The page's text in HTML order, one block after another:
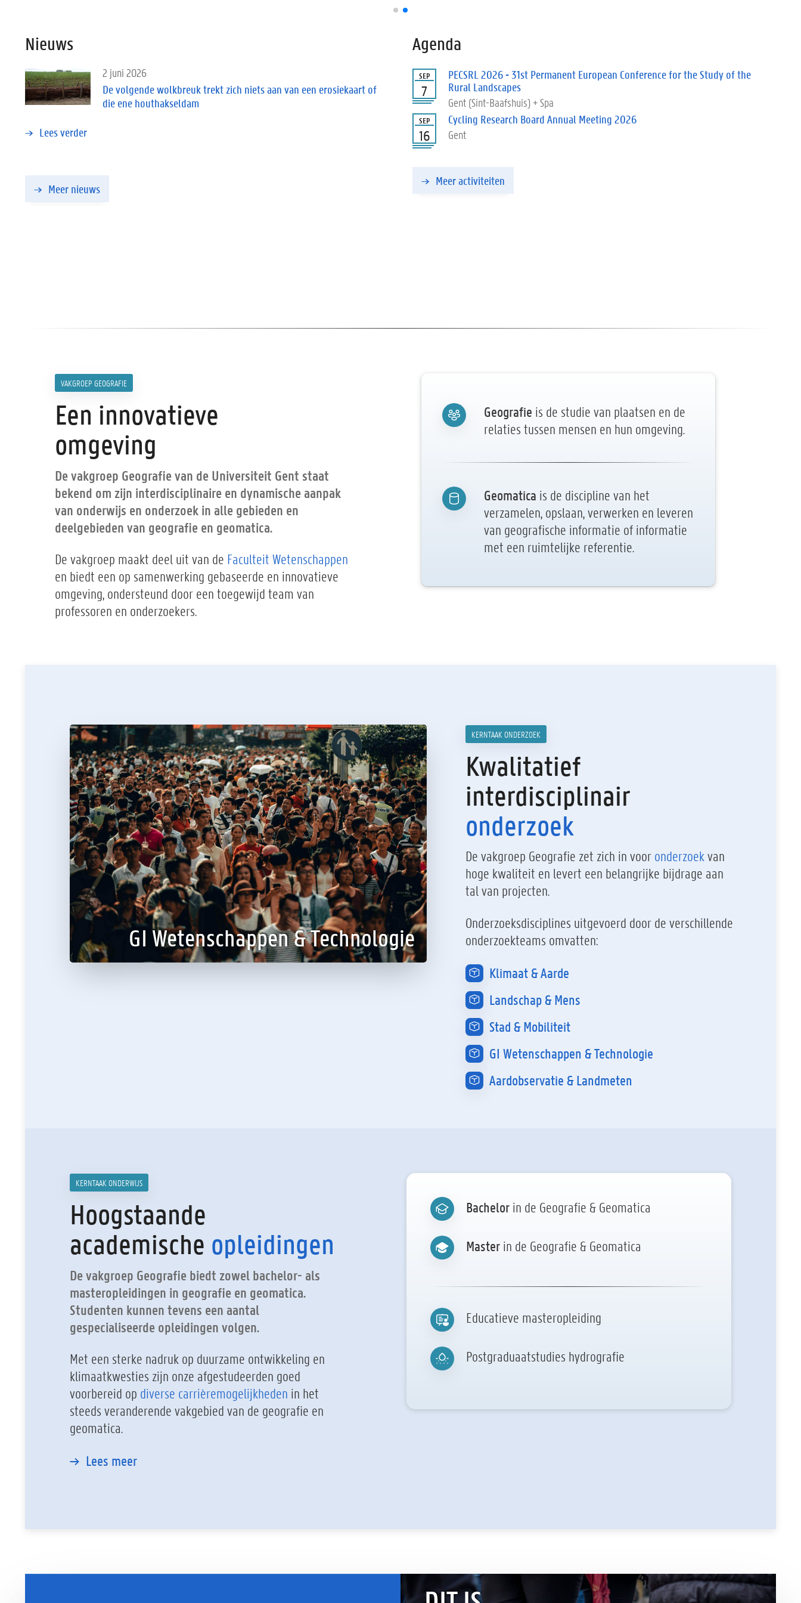
Nieuws
2 juni 2026
De volgende wolkbreuk trekt zich niets aan van een erosiekaart of
die ene houthakseldam
Lees verder
Meer nieuws
Agenda
SEP
7
PECSRL 2026 - 31st Permanent European Conference for the Study of the
Rural Landscapes
Gent (Sint-Baafshuis) + Spa
SEP
16
Cycling Research Board Annual Meeting 2026
Gent
Meer activiteiten
VAKGROEP GEOGRAFIE
Een innovatieve
omgeving
De vakgroep Geografie van de Universiteit Gent staat
bekend om zijn interdisciplinaire en dynamische aanpak
van onderwijs en onderzoek in alle gebieden en
deelgebieden van geografie en geomatica.
De vakgroep maakt deel uit van de Faculteit Wetenschappen
en biedt een op samenwerking gebaseerde en innovatieve
omgeving, ondersteund door een toegewijd team van
professoren en onderzoekers.
Geografie is de studie van plaatsen en de
relaties tussen mensen en hun omgeving.
Geomatica is de discipline van het
verzamelen, opslaan, verwerken en leveren
van geografische informatie of informatie
met een ruimtelijke referentie.
GI Wetenschappen & Technologie Aardobservatie & Landmeten
KERNTAAK ONDERZOEK
Kwalitatief
interdisciplinair
onderzoek
De vakgroep Geografie zet zich in voor onderzoek van
hoge kwaliteit en levert een belangrijke bijdrage aan
tal van projecten.
Onderzoeksdisciplines uitgevoerd door de verschillende
onderzoekteams omvatten:
Klimaat & Aarde
Landschap & Mens
Stad & Mobiliteit
GI Wetenschappen & Technologie
Aardobservatie & Landmeten
KERNTAAK ONDERWIJS
Hoogstaande
academische opleidingen
De vakgroep Geografie biedt zowel bachelor- als
masteropleidingen in geografie en geomatica.
Studenten kunnen tevens een aantal
gespecialiseerde opleidingen volgen.
Met een sterke nadruk op duurzame ontwikkeling en
klimaatkwesties zijn onze afgestudeerden goed
voorbereid op diverse carrièremogelijkheden in het
steeds veranderende vakgebied van de geografie en
geomatica.
Lees meer
Bachelorin de Geografie & Geomatica
Masterin de Geografie & Geomatica
Educatieve masteropleiding
Postgraduaatstudies hydrografie